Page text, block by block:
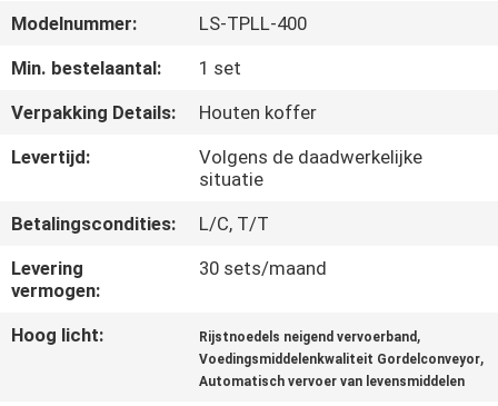
RONDLEIDING
DOOR
DE
FABRIEK
NEEM
CONTACT
MET
Modelnummer:
LS-TPLL-400
Min. bestelaantal:
1 set
Verpakking Details:
Houten koffer
Levertijd:
Volgens de daadwerkelijke
situatie
Betalingscondities:
L/C, T/T
Levering
vermogen:
30 sets/maand
Hoog licht: Rijstnoedels neigend vervoerband ,
Voedingsmiddelenkwaliteit Gordelconveyor,
Automatisch vervoer van levensmiddelen